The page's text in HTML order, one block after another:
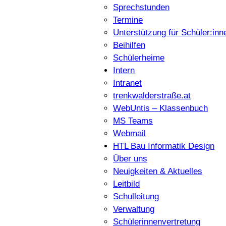
Sprechstunden
Termine
Unterstützung für
Beihilfen
Schülerheime
Intern
Intranet
trenkwalderstraße.at
WebUntis – Klassenbuch
MS Teams
Webmail
HTL Bau Informatik Design
Über uns
Neuigkeiten & Aktuelles
Leitbild
Schulleitung
Verwaltung
Schülerinnenvertretung